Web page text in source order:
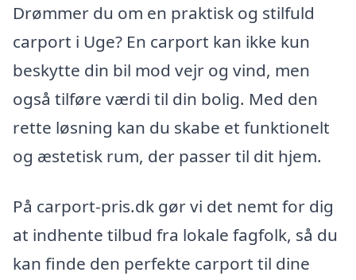
Drømmer du om en praktisk og stilfuld
carport i Uge? En carport kan ikke kun
beskytte din bil mod vejr og vind, men
også tilføre værdi til din bolig. Med den
rette løsning kan du skabe et funktionelt
og æstetisk rum, der passer til dit hjem.
På carport-pris.dk gør vi det nemt for dig
at indhente tilbud fra lokale fagfolk, så du
kan finde den perfekte carport til dine